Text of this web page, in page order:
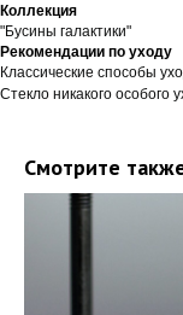
Коллекция
"Бусины галактики"
Рекомендации по уходу
Классические способы
Стекло никакого особого
Смотрите